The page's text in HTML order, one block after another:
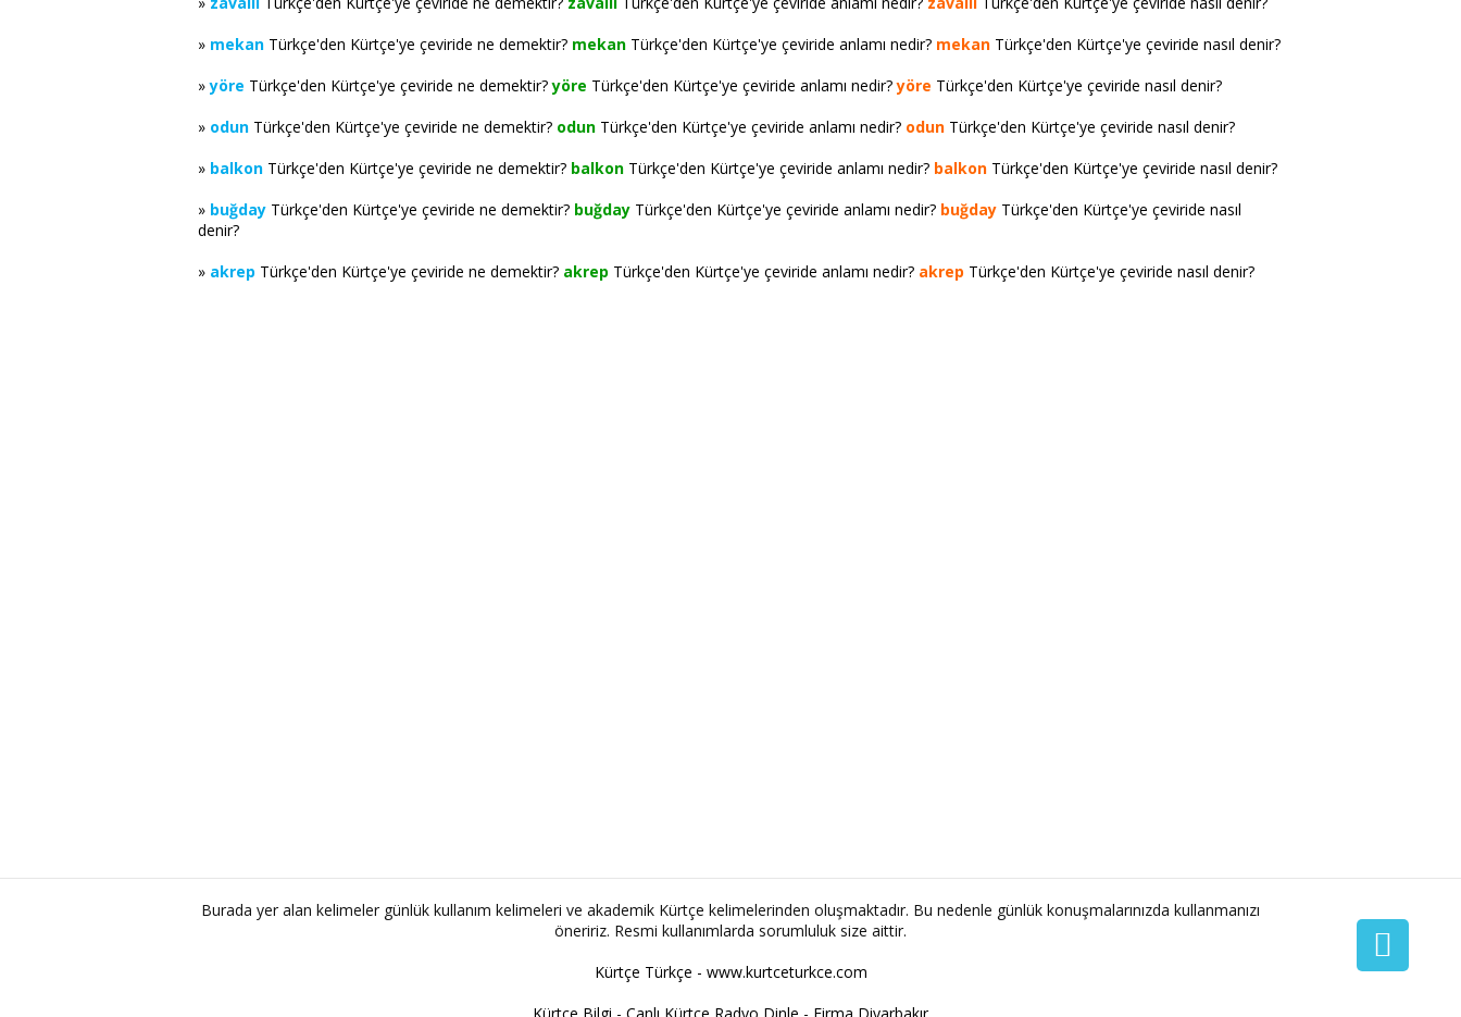
» mekan Türkçe'den Kürtçe'ye çeviride ne demektir? mekan Türkçe'den Kürtçe'ye çeviride anlamı nedir? mekan Türkçe'den Kürtçe'ye çeviride nasıl denir?
»yöre Türkçe'den Kürtçe'ye çeviride ne demektir?yöre Türkçe'den Kürtçe'ye çeviride anlamı nedir?yöre Türkçe'den Kürtçe'ye çeviride nasıl denir?
» odun Türkçe'den Kürtçe'ye çeviride ne demektir? odun Türkçe'den Kürtçe'ye çeviride anlamı nedir? odun Türkçe'den Kürtçe'ye çeviride nasıl denir?
» balkon Türkçe'den Kürtçe'ye çeviride ne demektir? balkon Türkçe'den Kürtçe'ye çeviride anlamı nedir? balkon Türkçe'den Kürtçe'ye çeviride nasıl denir?
» buğday Türkçe'den Kürtçe'ye çeviride ne demektir? buğday Türkçe'den Kürtçe'ye çeviride anlamı nedir? buğday Türkçe'den Kürtçe'ye çeviride nasıl
denir?
» akrep Türkçe'den Kürtçe'ye çeviride ne demektir? akrep Türkçe'den Kürtçe'ye çeviride anlamı nedir? akrep Türkçe'den Kürtçe'ye çeviride nasıl denir?
Burada yer alan kelimeler günlük kullanım kelimeleri ve akademik Kürtçe kelimelerinden oluşmaktadır. Bu nedenle günlük konuşmalarınızda kullanmanızı
öneririz. Resmi kullanımlarda sorumluluk size aittir.
Kürtçe Türkçe - www.kurtceturkce.com